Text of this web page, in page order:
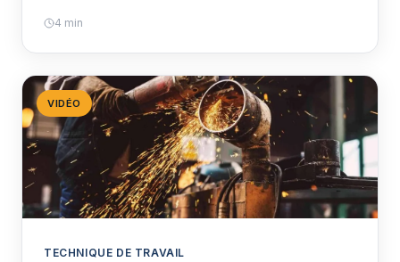
4 min
VIDÉO
TECHNIQUE DE TRAVAIL